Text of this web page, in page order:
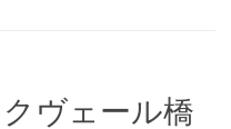
ヴェール橋